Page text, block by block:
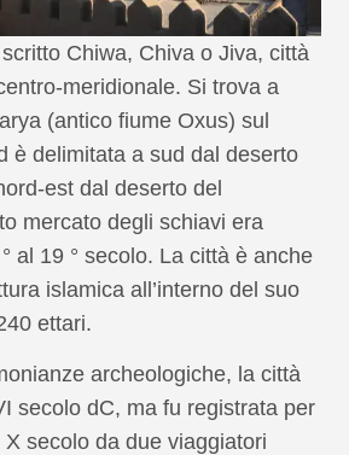
Chiwa, Chiva o Jiva, città
meridionale. Si trova a
(antico fiume Oxus) sul
è delimitata a sud dal deserto
est dal deserto del
mercato degli schiavi era
al 19 ° secolo. La città è anche
islamica all’interno del suo
ettari.
archeologiche, la città
secolo dC, ma fu registrata per
X secolo da due viaggiatori